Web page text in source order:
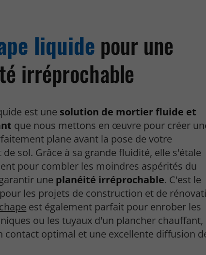
liquide pour une
irréprochable
est une solution de mortier fluide et
que nous mettons en œuvre pour créer
plane avant la pose de votre
sol. Grâce à sa grande fluidité, elle s'étale
pour combler les moindres aspérités du
une planéité irréprochable. C'est le
les projets de construction et de
est également parfait pour enrober les
ou les tuyaux d'un plancher chauffant,
contact optimal et une excellente diffusion